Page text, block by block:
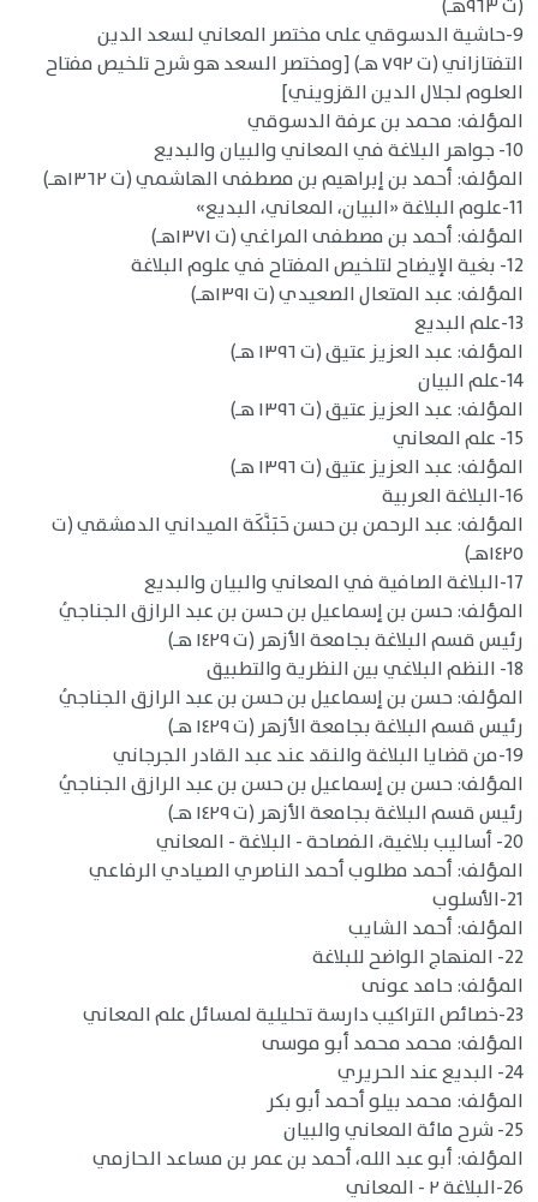
(ت ٩٦٣هـ)
9-حاشية الدسوقي على مختصر المعاني لسعد الدين
التفتازاني (ت ٧٩٢ هـ) [ومختصر السعد هو شرح تلخيص مفتاح
العلوم لجلال الدين القزويني]
المؤلف: محمد بن عرفة الدسوقي
10- جواهر البلاغة في المعاني والبيان والبديع
المؤلف: أحمد بن إبراهيم بن مصطفى الهاشمي (ت ١٣٦٢هـ)
11-علوم البلاغة «البيان، المعاني، البديع»
المؤلف: أحمد بن مصطفى المراغي (ت ١٣٧١هـ)
12- بغية الإيضاح لتلخيص المفتاح في علوم البلاغة
المؤلف: عبد المتعال الصعيدي (ت ١٣٩١هـ)
13-علم البديع
المؤلف: عبد العزيز عتيق (ت ١٣٩٦ هـ)
14-علم البيان
المؤلف: عبد العزيز عتيق (ت ١٣٩٦ هـ)
15- علم المعاني
المؤلف: عبد العزيز عتيق (ت ١٣٩٦ هـ)
16-البلاغة العربية
المؤلف: عبد الرحمن بن حسن حَبَنَّكَة الميداني الدمشقي (ت
١٤٢٥هـ)
17-البلاغة الصافية في المعاني والبيان والبديع
المؤلف: حسن بن إسماعيل بن حسن بن عبد الرازق الجناجيُ
رئيس قسم البلاغة بجامعة الأزهر (ت ١٤٢٩ هـ)
18- النظم البلاغي بين النظرية والتطبيق
المؤلف: حسن بن إسماعيل بن حسن بن عبد الرازق الجناجيُ
رئيس قسم البلاغة بجامعة الأزهر (ت ١٤٢٩ هـ)
19-من قضايا البلاغة والنقد عند عبد القادر الجرجاني
المؤلف: حسن بن إسماعيل بن حسن بن عبد الرازق الجناجيُ
رئيس قسم البلاغة بجامعة الأزهر (ت ١٤٢٩ هـ)
20- أساليب بلاغية، الفصاحة - البلاغة - المعاني
المؤلف: أحمد مطلوب أحمد الناصري الصيادي الرفاعي
21-الأسلوب
المؤلف: أحمد الشايب
22- المنهاج الواضح للبلاغة
المؤلف: حامد عونى
23-خصائص التراكيب دارسة تحليلية لمسائل علم المعاني
المؤلف: محمد محمد أبو موسى
24- البديع عند الحريري
المؤلف: محمد بيلو أحمد أبو بكر
25- شرح مائة المعاني والبيان
المؤلف: أبو عبد الله، أحمد بن عمر بن مساعد الحازمي
26-البلاغة ٢ - المعاني